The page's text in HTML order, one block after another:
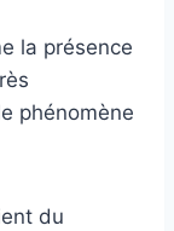
la présence
phénomène
du